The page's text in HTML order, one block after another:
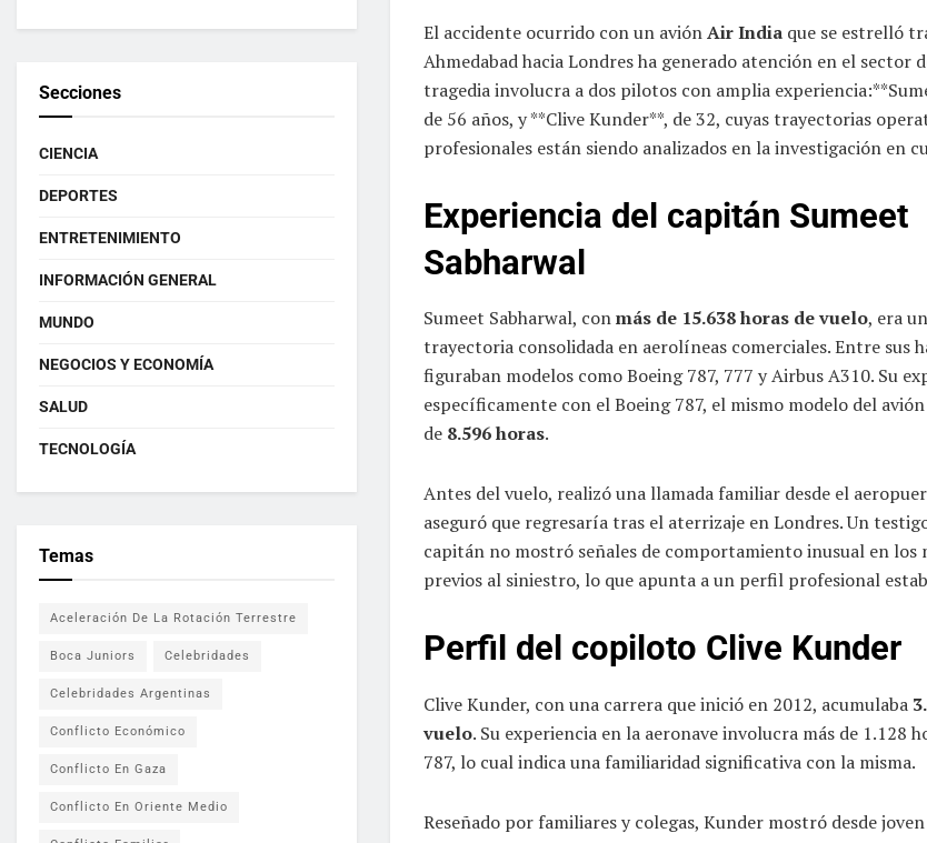
El accidente ocurrido con un aviónAir India que se estrelló
Ahmedabad hacia Londres ha generado atención en el sector
tragedia involucra a dos pilotos con amplia
de 56 años, y **Clive Kunder**, de 32, cuyas trayectorias
profesionales están siendo analizados en la investigación en
Experiencia del capitán Sumeet
Sabharwal
Sumeet Sabharwal, conmás de 15.638 horas de vuelo, era
trayectoria consolidada en aerolíneas comerciales. Entre sus
figuraban modelos como Boeing 787, 777 y Airbus A310. Su
específicamente con el Boeing 787, el mismo modelo del
de 8.596 horas.
Antes del vuelo, realizó una llamada familiar desde el
aseguró que regresaría tras el aterrizaje en Londres. Un
capitán no mostró señales de comportamiento inusual en los
previos al siniestro, lo que apunta a un perfil profesional
Perfil del copiloto Clive Kunder
Clive Kunder, con una carrera que inició en 2012, acumulaba
vuelo. Su experiencia en la aeronave involucra más de 1.128
787, lo cual indica una familiaridad significativa con la misma.
Reseñado por familiares y colegas, Kunder mostró desde
Secciones
CIENCIA
DEPORTES
ENTRETENIMIENTO
INFORMACIÓN GENERAL
MUNDO
NEGOCIOS Y ECONOMÍA
SALUD
TECNOLOGÍA
Temas
Aceleración De La Rotación Terrestre
Boca Juniors Celebridades
Celebridades Argentinas
Conflicto Económico
Conflicto En Gaza
Conflicto En Oriente Medio